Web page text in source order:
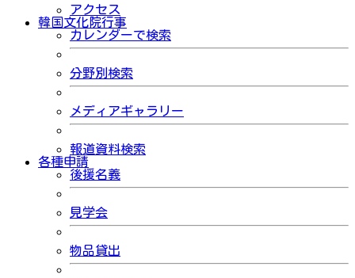
アクセス
韓国文化院行事
カレンダーで検索
分野別検索
メディアギャラリー
報道資料検索
各種申請
後援名義
見学会
物品貸出